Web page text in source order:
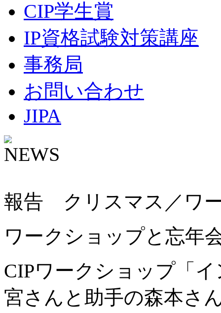
CIP学生賞
IP資格試験対策講座
事務局
お問い合わせ
JIPA
NEWS
報告 クリスマス／ワ
ワークショップと忘年
CIPワークショップ「
宮さんと助手の森本さ